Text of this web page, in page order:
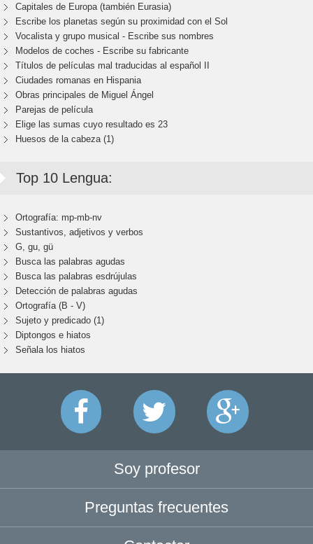
Capitales de Europa (también Eurasia)
Escribe los planetas según su proximidad con el Sol
Vocalista y grupo musical - Escribe sus nombres
Modelos de coches - Escribe su fabricante
Títulos de películas mal traducidas al español II
Ciudades romanas en Hispania
Obras principales de Miguel Ángel
Parejas de película
Elige las sumas cuyo resultado es 23
Huesos de la cabeza (1)
Top 10 Lengua:
Ortografía: mp-mb-nv
Sustantivos, adjetivos y verbos
G, gu, gü
Busca las palabras agudas
Busca las palabras esdrújulas
Detección de palabras agudas
Ortografía (B - V)
Sujeto y predicado (1)
Diptongos e hiatos
Señala los hiatos
Soy profesor
Preguntas frecuentes